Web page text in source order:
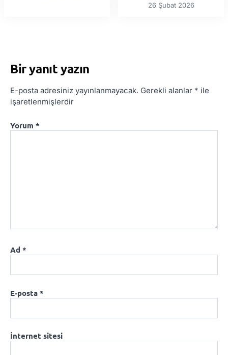
26 Şubat 2026
Bir yanıt yazın
E-posta adresiniz yayınlanmayacak. Gerekli alanlar * ile
işaretlenmişlerdir
Yorum *
Ad *
E-posta *
İnternet sitesi